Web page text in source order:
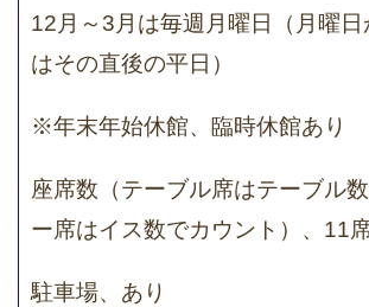
12月～3月は毎週月曜日（月曜
はその直後の平日）
※年末年始休館、臨時休館あり
座席数（テーブル席はテーブル
ー席はイス数でカウント）、11
駐車場、あり